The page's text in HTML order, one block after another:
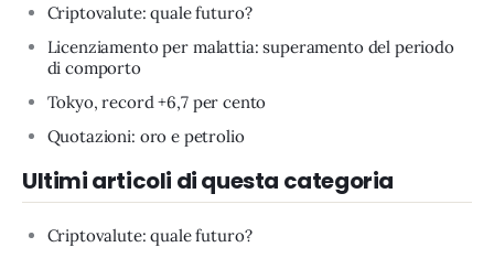
Criptovalute: quale futuro?
Licenziamento per malattia: superamento del periodo
di comporto
Tokyo, record +6,7 per cento
Quotazioni: oro e petrolio
Ultimi articoli di questa categoria
Criptovalute: quale futuro?